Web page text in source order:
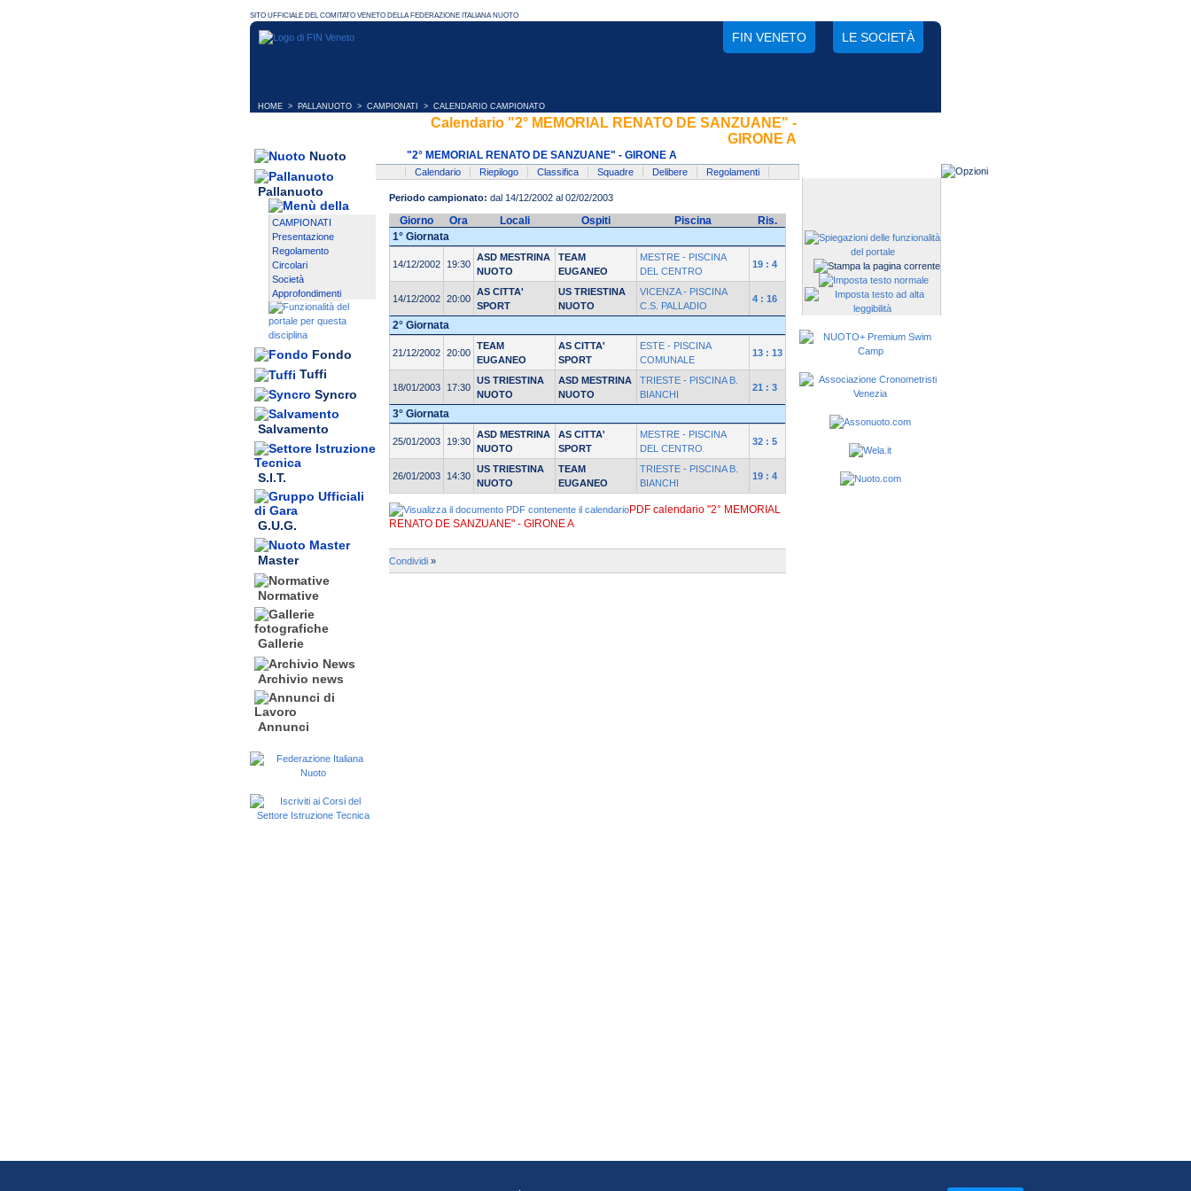
FIN VENETO LE SOCIETÀ
HOME > PALLANUOTO > CAMPIONATI > CALENDARIO CAMPIONATO
Nuoto
Pallanuoto
CAMPIONATI
Presentazione
Regolamento
Circolari
Società
Approfondimenti
Fondo
Tuffi
Syncro
Salvamento
S.I.T.
G.U.G.
Master
Normative
Gallerie
Archivio news
Annunci
Calendario "2° MEMORIAL RENATO DE SANZUANE" -
GIRONE A
"2° MEMORIAL RENATO DE SANZUANE" - GIRONE A
Calendario Riepilogo Classifica Squadre Delibere Regolamenti
Periodo campionato: dal 14/12/2002 al 02/02/2003
Giorno Ora Locali Ospiti Piscina
Ris.
1° Giornata
14/12/2002 19:30
ASD MESTRINA
NUOTO
TEAM
EUGANEO
MESTRE - PISCINA
DEL CENTRO
19 : 4
14/12/2002 20:00
AS CITTA'
SPORT
US TRIESTINA
NUOTO
VICENZA - PISCINA
C.S. PALLADIO
4 : 16
2° Giornata
21/12/2002 20:00
TEAM
EUGANEO
AS CITTA'
SPORT
ESTE - PISCINA
COMUNALE
13 : 13
18/01/2003 17:30
US TRIESTINA
NUOTO
ASD MESTRINA
NUOTO
TRIESTE - PISCINA B.
BIANCHI
21 : 3
3° Giornata
25/01/2003 19:30
ASD MESTRINA
NUOTO
AS CITTA'
SPORT
MESTRE - PISCINA
DEL CENTRO
32 : 5
26/01/2003 14:30
US TRIESTINA
NUOTO
TEAM
EUGANEO
TRIESTE - PISCINA B.
BIANCHI
19 : 4
PDF calendario "2° MEMORIAL
RENATO DE SANZUANE" - GIRONE A
Condividi »